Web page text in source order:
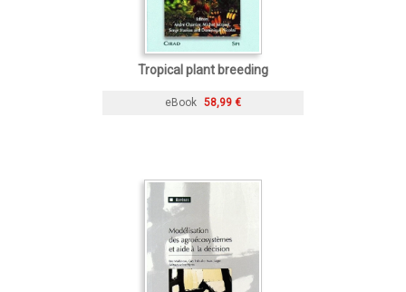
Tropical plant breeding
eBook 58,99 €